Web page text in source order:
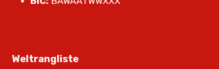
Weltrangliste